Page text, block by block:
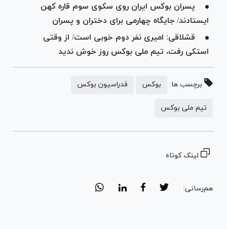
پسران بوکس ایران روی سکوی سوم قاره کهن
ایستادند/ جایگاه چهارمی برای دختران و پسران
قشلاقی: امیری نفر دوم خوبی است/ از وقتی
استکی رفت، تیم ملی بوکس روز خوش ندید
برچسب ها: بوکس فدراسیون بوکس
تیم ملی بوکس
لینک کوتاه
هم‌رسانی: